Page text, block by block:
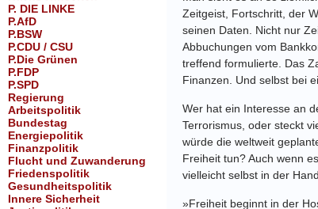
P. DIE LINKE
P.AfD
P.BSW
P.CDU / CSU
P.Die Grünen
P.FDP
P.SPD
Regierung
Arbeitspolitik
Bundestag
Energiepolitik
Finanzpolitik
Flucht und Zuwanderung
Friedenspolitik
Gesundheitspolitik
Innere Sicherheit
Zeitgeist, Fortschritt, der
seinen Daten. Nicht nur
Abbuchungen vom
treffend formulierte. Das
Finanzen. Und selbst bei
Wer hat ein Interesse an
Terrorismus, oder steckt
würde die weltweit
Freiheit tun? Auch wenn
vielleicht selbst in der
»Freiheit beginnt in der